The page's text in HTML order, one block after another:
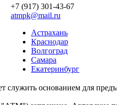
+7 (917) 301-43-67
atmpk@mail.ru
Астрахань
Краснодар
Волгоград
Самара
Екатеринбург
служить основанием для